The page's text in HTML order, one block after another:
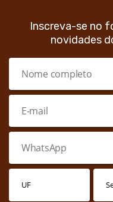
Inscreva-se no
novidades